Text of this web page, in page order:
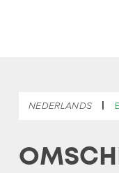
NEDERLANDS